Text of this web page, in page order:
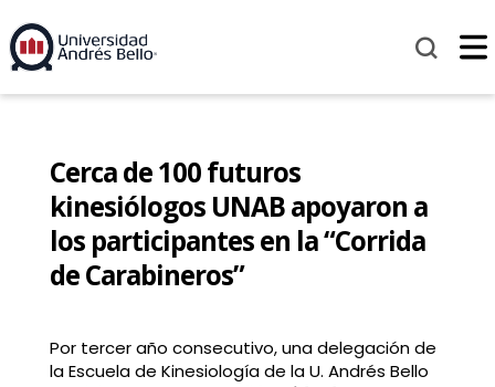
Cerca de 100 futuros
kinesiólogos UNAB apoyaron a
los participantes en la “Corrida
de Carabineros”
Por tercer año consecutivo, una delegación de
la Escuela de Kinesiología de la U. Andrés Bello